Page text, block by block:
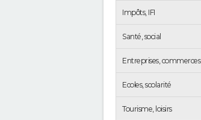
Impôts, IFI
Santé, social
Entreprises, commerces
Ecoles, scolarité
Tourisme, loisirs